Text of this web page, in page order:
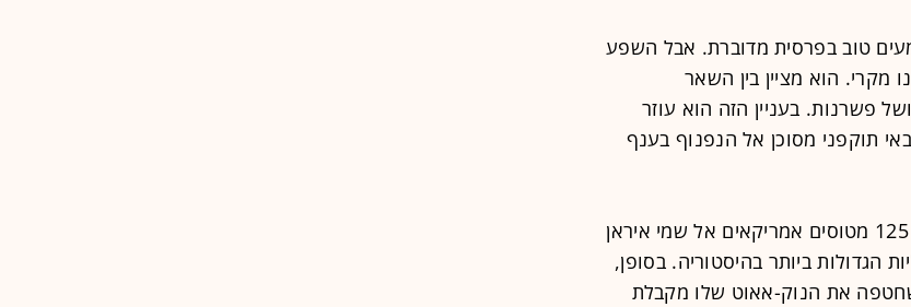
טוב בפרסית מדוברת. אבל השפע
מקרי. הוא מציין בין השאר
פשרנות. בעניין הזה הוא עוזר
תוקפני מסוכן אל הנפנוף בענף
זה מה שקרה בתוך 72 שעות: בתחילתן חודרים 125 מטוסים אמריקאים אל שמי איראן
הגדולות ביותר בהיסטוריה. בסופן,
את הנוק-אאוט שלו מקבלת